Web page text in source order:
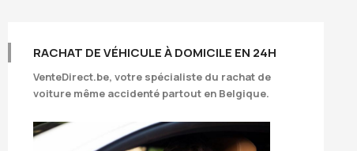
RACHAT DE VÉHICULE À DOMICILE EN 24H
VenteDirect.be, votre spécialiste du rachat de
voiture même accidenté partout en Belgique.